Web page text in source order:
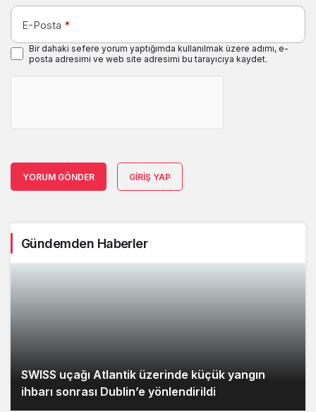
E-Posta *
Bir dahaki sefere yorum yaptığımda kullanılmak üzere adımı, e-
posta adresimi ve web site adresimi bu tarayıcıya kaydet.
YORUM GÖNDER GIRIŞ YAP
Gündemden Haberler
SWISS uçağı Atlantik üzerinde küçük yangın
ihbarı sonrası Dublin’e yönlendirildi